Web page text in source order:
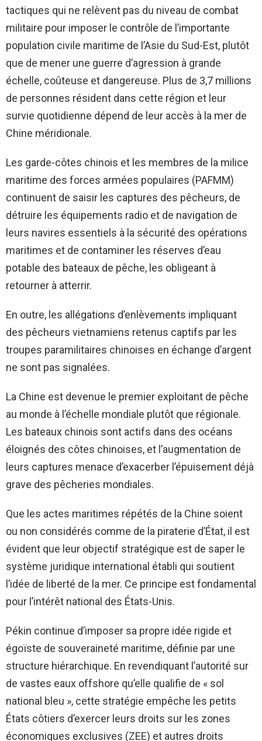
tactiques qui ne relèvent pas du niveau de combat
militaire pour imposer le contrôle de l’importante
population civile maritime de l’Asie du Sud-Est, plutôt
que de mener une guerre d’agression à grande
échelle, coûteuse et dangereuse. Plus de 3,7 millions
de personnes résident dans cette région et leur
survie quotidienne dépend de leur accès à la mer de
Chine méridionale.
Les garde-côtes chinois et les membres de la milice
maritime des forces armées populaires (PAFMM)
continuent de saisir les captures des pêcheurs, de
détruire les équipements radio et de navigation de
leurs navires essentiels à la sécurité des opérations
maritimes et de contaminer les réserves d’eau
potable des bateaux de pêche, les obligeant à
retourner à atterrir.
En outre, les allégations d’enlèvements impliquant
des pêcheurs vietnamiens retenus captifs par les
troupes paramilitaires chinoises en échange d’argent
ne sont pas signalées.
La Chine est devenue le premier exploitant de pêche
au monde à l’échelle mondiale plutôt que régionale.
Les bateaux chinois sont actifs dans des océans
éloignés des côtes chinoises, et l’augmentation de
leurs captures menace d’exacerber l’épuisement déjà
grave des pêcheries mondiales.
Que les actes maritimes répétés de la Chine soient
ou non considérés comme de la piraterie d’État, il est
évident que leur objectif stratégique est de saper le
système juridique international établi qui soutient
l’idée de liberté de la mer. Ce principe est fondamental
pour l’intérêt national des États-Unis.
Pékin continue d’imposer sa propre idée rigide et
égoïste de souveraineté maritime, définie par une
structure hiérarchique. En revendiquant l’autorité sur
de vastes eaux offshore qu’elle qualifie de « sol
national bleu », cette stratégie empêche les petits
États côtiers d’exercer leurs droits sur les zones
économiques exclusives (ZEE) et autres droits